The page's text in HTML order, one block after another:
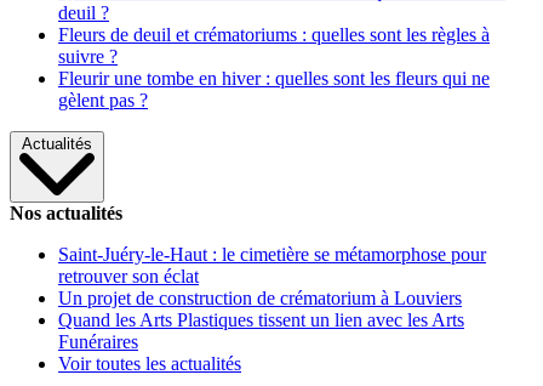
deuil ?
Fleurs de deuil et crématoriums : quelles sont les règles à
suivre ?
Fleurir une tombe en hiver : quelles sont les fleurs qui ne
gèlent pas ?
Actualités
Nos actualités
Saint-Juéry-le-Haut : le cimetière se métamorphose pour
retrouver son éclat
Un projet de construction de crématorium à Louviers
Quand les Arts Plastiques tissent un lien avec les Arts
Funéraires
Voir toutes les actualités